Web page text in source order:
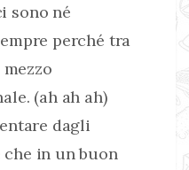
sono né
perché tra
(ah ah ah)
dagli
in un buon